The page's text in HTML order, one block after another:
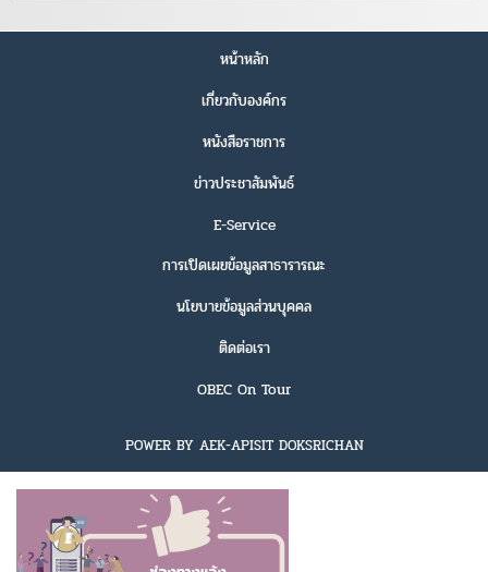
หน้าหลัก
เกี่ยวกับองค์กร
หนังสือราชการ
ข่าวประชาสัมพันธ์
E-Service
การเปิดเผยข้อมูลสาธารารณะ
นโยบายข้อมูลส่วนบุคคล
ติดต่อเรา
OBEC On Tour
POWER BY AEK-APISIT DOKSRICHAN